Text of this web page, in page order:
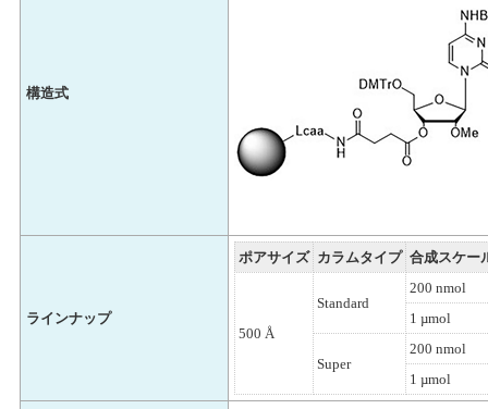
構造式
ラインナップ
ポアサイズ カラムタイプ 合成スケー
500 Å
Standard
200 nmol
1 µmol
Super
200 nmol
1 µmol